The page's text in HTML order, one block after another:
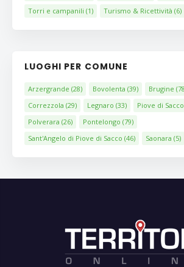
Torri e campanili (1) Turismo & Ricettività (6)
LUOGHI PER COMUNE
Arzergrande (28) Bovolenta (39) Brugine
Correzzola (29) Legnaro (33) Piove di Sacco
Polverara (26) Pontelongo (79)
Sant'Angelo di Piove di Sacco (46) Saonara (5)